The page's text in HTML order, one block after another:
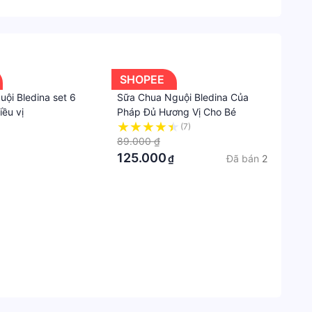
các sản phẩm từ nhiều loại trái cây khác
Bledina set 6
vị
SHOPEE
Sữa Chua Nguội Bledina Của
Pháp Đủ Hương Vị Cho Bé
(7)
89.000 ₫
125.000₫ Đã bán 2